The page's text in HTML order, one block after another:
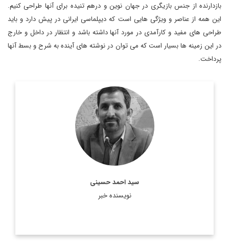
بازدارنده از جنس بازیگری در جهان نوین و درهم تنیده برای آنها طراحی کنیم.
این همه از عناصر و ویژگی هایی است که دیپلماسی ایرانی در پیش دارد و باید
طراحی های مفید و کارآمدی در مورد آنها داشته باشد و انتظار در داخل و خارج
در این زمینه ها بسیار است که می توان در نوشته های آینده به شرح و بسط آنها
پرداخت.
سید احمد حسینی
نویسنده خبر
کارشناس و تحلیل گر ارشد مسائل سیاسی و بین المللی.
اطلاعات بیشتر